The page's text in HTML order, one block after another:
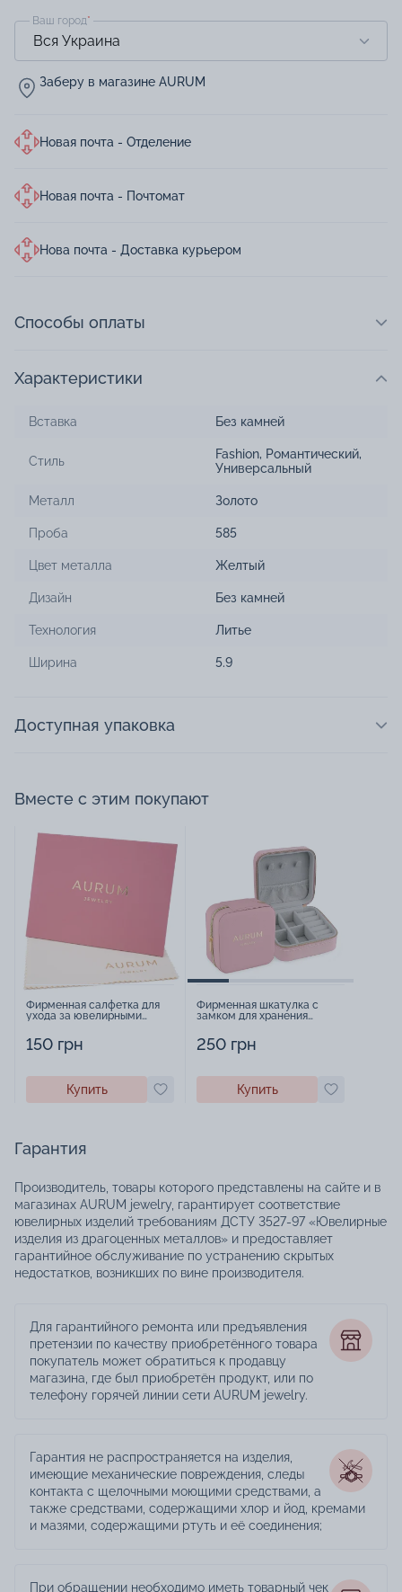
Ваш город*
Заберу в магазине AURUM
Новая почта - Отделение
Новая почта - Почтомат
Нова почта - Доставка курьером
Способы оплаты
Характеристики
Вставка Без камней
Стиль Fashion, Романтический,
Универсальный
Металл Золото
Проба 585
Цвет металла Желтый
Дизайн Без камней
Технология Литье
Ширина 5.9
Доступная упаковка
Вместе с этим покупают
Фирменная салфетка для
ухода за ювелирными
150 грн
Купить
Фирменная шкатулка с
замком для хранения
250 грн
Купить
Гарантия
Производитель, товары которого представлены на сайте и в
магазинах AURUM jewelry, гарантирует соответствие
ювелирных изделий требованиям ДСТУ 3527-97 «Ювелирные
изделия из драгоценных металлов» и предоставляет
гарантийное обслуживание по устранению скрытых
недостатков, возникших по вине производителя.
Для гарантийного ремонта или предъявления
претензии по качеству приобретённого товара
покупатель может обратиться к продавцу
магазина, где был приобретён продукт, или по
телефону горячей линии сети AURUM jewelry.
Гарантия не распространяется на изделия,
имеющие механические повреждения, следы
контакта с щелочными моющими средствами, а
также средствами, содержащими хлор и йод, кремами
и мазями, содержащими ртуть и её соединения;
При обращении необходимо иметь товарный чек